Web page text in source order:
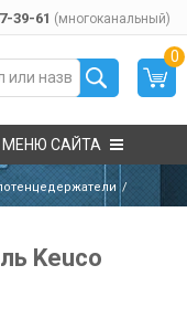
39-61 (многоканальный)
0
МЕНЮ САЙТА
Keuco